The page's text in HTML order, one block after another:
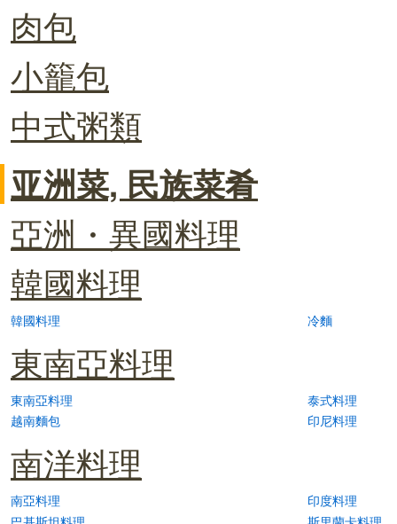
肉包
小籠包
中式粥類
亚洲菜, 民族菜肴
亞洲・異國料理
韓國料理
韓國料理 冷麵
東南亞料理
東南亞料理
泰式料理
越南麵包
印尼料理
南洋料理
南亞料理
印度料理